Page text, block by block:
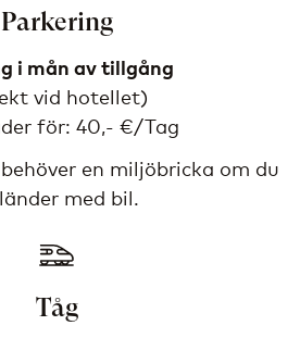
Parkering
i mån av tillgång
vid hotellet)
för: 40,- €/Tag
en miljöbricka om du
med bil.
Tåg